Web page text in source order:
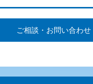
ご相談・お問い合わせ